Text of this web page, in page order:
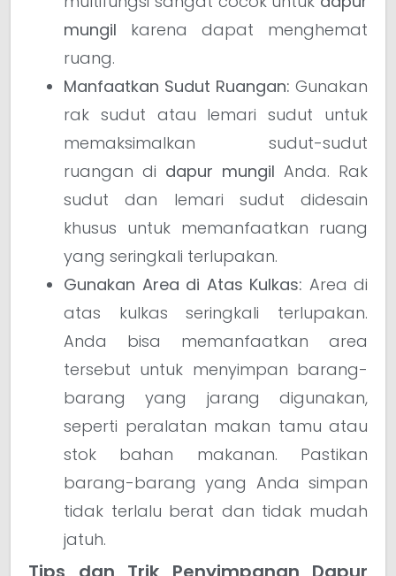
mungil karena dapat menghemat
ruang.
Manfaatkan Sudut Ruangan: Gunakan
rak sudut atau lemari sudut untuk
memaksimalkan sudut-sudut
ruangan di dapur mungil Anda. Rak
sudut dan lemari sudut didesain
khusus untuk memanfaatkan ruang
yang seringkali terlupakan.
Gunakan Area di Atas Kulkas: Area di
atas kulkas seringkali terlupakan.
Anda bisa memanfaatkan area
tersebut untuk menyimpan barang-
barang yang jarang digunakan,
seperti peralatan makan tamu atau
stok bahan makanan. Pastikan
barang-barang yang Anda simpan
tidak terlalu berat dan tidak mudah
jatuh.